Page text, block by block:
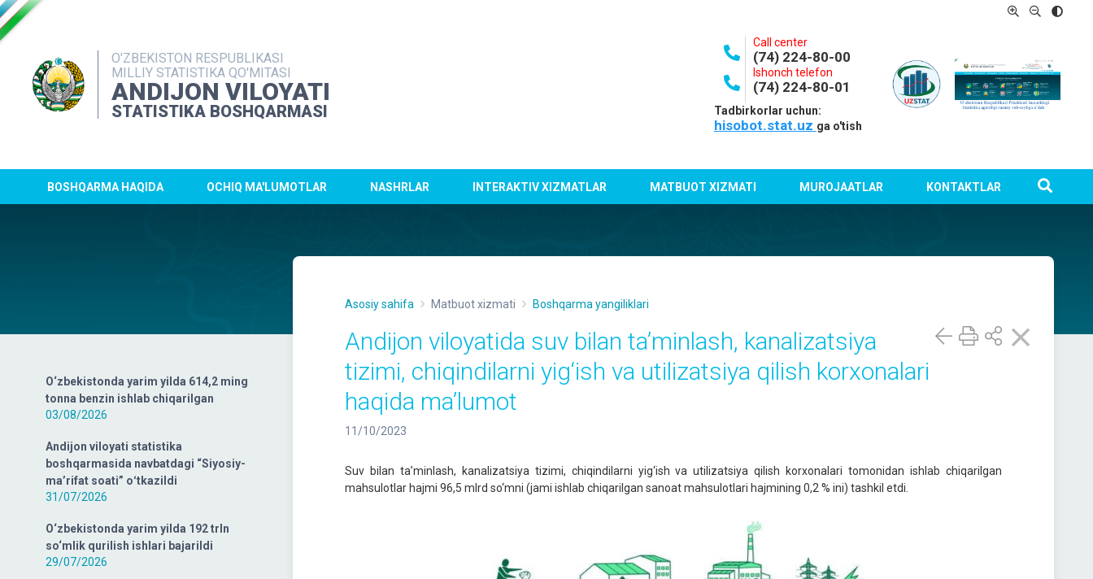
O'ZBEKISTON RESPUBLIKASI
MILLIY STATISTIKA QO'MITASI
ANDIJON VILOYATI
STATISTIKA BOSHQARMASI
Call center
(74) 224-80-00
Ishonch telefon
(74) 224-80-01
Tadbirkorlar uchun:
hisobot.stat.uz ga o'tish
BOSHQARMA HAQIDA OCHIQ MA'LUMOTLAR NASHRLAR INTERAKTIV XIZMATLAR MATBUOT XIZMATI MUROJAATLAR KONTAKTLAR
O‘zbekistonda yarim yilda 614,2 ming
tonna benzin ishlab chiqarilgan
03/08/2026
Andijon viloyati statistika
boshqarmasida navbatdagi “Siyosiy-
ma’rifat soati” oʻtkazildi
31/07/2026
O‘zbekistonda yarim yilda 192 trln
so‘mlik qurilish ishlari bajarildi
29/07/2026
Asosiy sahifa Matbuot xizmati Boshqarma yangiliklari
Andijon viloyatida suv bilan ta’minlash, kanalizatsiya
tizimi, chiqindilarni yig‘ish va utilizatsiya qilish korxonalari
haqida ma’lumot
11/10/2023
Suv bilan ta’minlash, kanalizatsiya tizimi, chiqindilarni yig‘ish va utilizatsiya qilish korxonalari tomonidan ishlab chiqarilgan
mahsulotlar hajmi 96,5 mlrd so‘mni (jami ishlab chiqarilgan sanoat mahsulotlari hajmining 0,2 % ini) tashkil etdi.